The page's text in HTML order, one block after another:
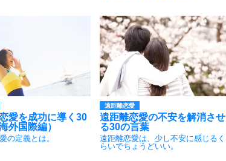
愛を成功に導く30
外国際編）
の定義とは。
遠距離恋愛
遠距離恋愛の不安を解消させ
る30の言葉
遠距離恋愛は、少し不安に感じるく
らいでちょうどいい。